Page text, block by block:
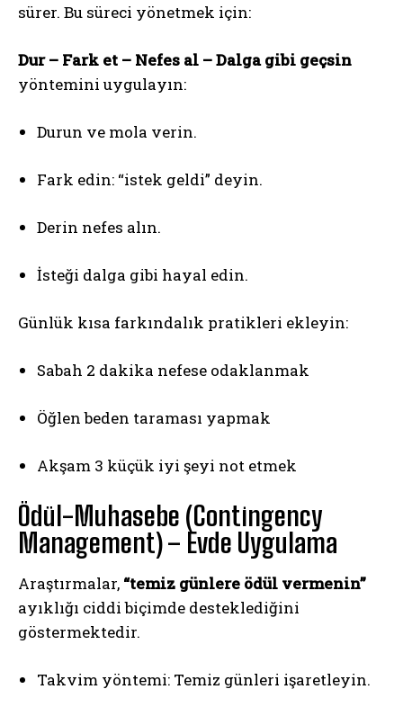
sürer. Bu süreci yönetmek için:
Dur – Fark et – Nefes al – Dalga gibi geçsin
yöntemini uygulayın:
Durun ve mola verin.
Fark edin: “istek geldi” deyin.
Derin nefes alın.
İsteği dalga gibi hayal edin.
Günlük kısa farkındalık pratikleri ekleyin:
Sabah 2 dakika nefese odaklanmak
Öğlen beden taraması yapmak
Akşam 3 küçük iyi şeyi not etmek
Ödül-Muhasebe (Contingency
Management) – Evde Uygulama
Araştırmalar, “temiz günlere ödül vermenin”
ayıklığı ciddi biçimde desteklediğini
göstermektedir.
Takvim yöntemi: Temiz günleri işaretleyin.